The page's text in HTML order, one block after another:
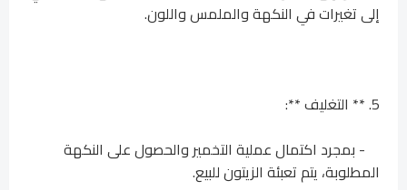
إلى تغيرات في النكهة والملمس واللون.
5. ** التغليف **:
- بمجرد اكتمال عملية التخمير والحصول على النكهة
المطلوبة، يتم تعبئة الزيتون للبيع.